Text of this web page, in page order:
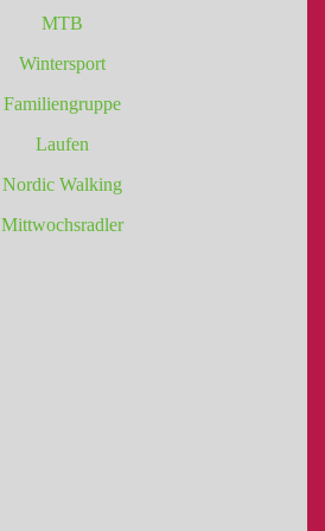
MTB
Wintersport
Familiengruppe
Laufen
Nordic Walking
Mittwochsradler